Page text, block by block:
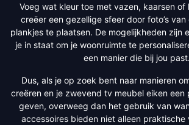
Voeg wat kleur toe met vazen, kaarsen of
creëer een gezellige sfeer door foto’s
plankjes te plaatsen. De mogelijkheden zijn
je in staat om je woonruimte te
een manier die bij jou past.
Dus, als je op zoek bent naar manieren
creëren en je zwevend tv meubel eiken een
geven, overweeg dan het gebruik van
accessoires bieden niet alleen praktische